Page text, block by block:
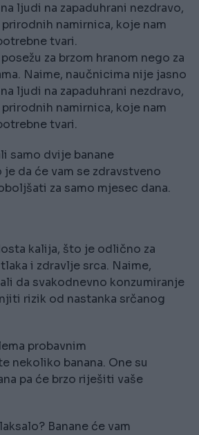
ljudi na zapaduhrani nezdravo,
namirnica, koje nam
tvari.
za brzom hranom nego za
Naime, naučnicima nije jasno
ljudi na zapaduhrani nezdravo,
namirnica, koje nam
tvari.
samo dvije banane
je da će vam se zdravstveno
za samo mjesec dana.
kalija, što je odlično za
i zdravlje srca. Naime,
da svakodnevno konzumiranje
rizik od nastanka srčanog
probavnim
nekoliko banana. One su
pa će brzo riješiti vaše
Banane će vam